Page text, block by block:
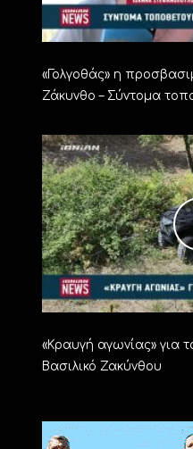
«Γολγοθάς» η
Ζάκυνθο – Σύντομα
«Kραυγή αγωνίας» για
Βασιλικό Ζακύνθου